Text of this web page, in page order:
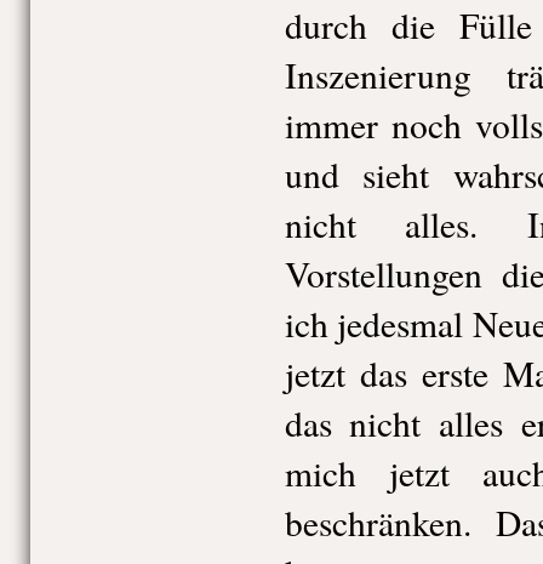
durch die
Inszenierung
immer noch
und sieht
nicht alles.
Vorstellungen
ich jedesmal
jetzt das erste
das nicht alles
mich jetzt
beschränken.